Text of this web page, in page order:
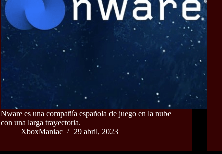
Nware es una compañía española de juego en la nube
con una larga trayectoria.
XboxManiac
29 abril, 2023